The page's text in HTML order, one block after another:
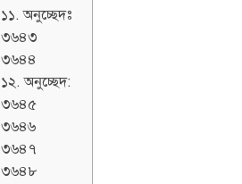
১১. অনুচ্ছেদঃ
৩৬৪৩
৩৬৪৪
১২. অনুচ্ছেদ:
৩৬৪৫
৩৬৪৬
৩৬৪৭
৩৬৪৮